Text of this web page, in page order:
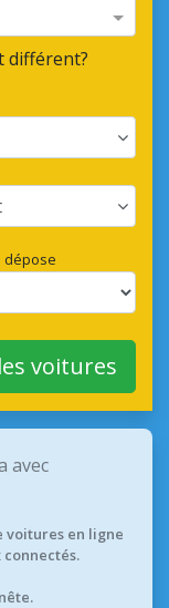
différent?
dépose
voitures
avec
voitures en ligne
connectés.